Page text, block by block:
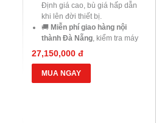
Định giá cao, bù giá hấp dẫn
khi lên đời thiết bị.
🚚 Miễn phí giao hàng nội
thành Đà Nẵng, kiểm tra máy
trước khi thanh toán.
💳
Trả góp 0% qua thẻ tín
dụng hoặcHD Saison chỉ từ
1%/tháng, thủ tục đơn giản.
27,150,000 đ
MUA NGAY